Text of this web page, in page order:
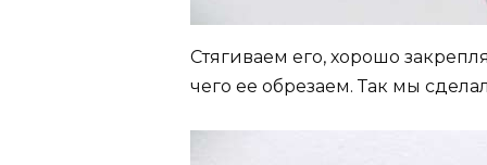
Стягиваем его, хорошо
чего ее обрезаем. Так мы